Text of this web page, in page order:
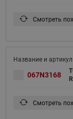
Смотреть
067N3168
Смотреть